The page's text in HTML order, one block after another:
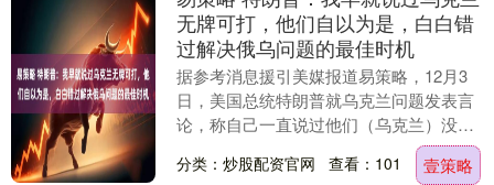
无牌可打，他们自以为是，白白错
过解决俄乌问题的最佳时机
据参考消息援引美媒报道易策略，12月3
日，美国总统特朗普就乌克兰问题发表言
论，称自己一直说过他们（乌克兰）没有
谈判筹码。 特朗普表示，“我当时（见泽
连斯基）就说....
分类：炒股配资官网 查看：101 壹策略